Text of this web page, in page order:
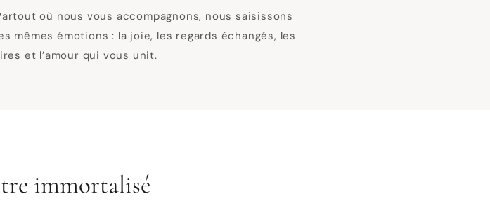
où nous vous accompagnons, nous saisissons
mêmes émotions : la joie, les regards échangés, les
et l’amour qui vous unit.
immortalisé